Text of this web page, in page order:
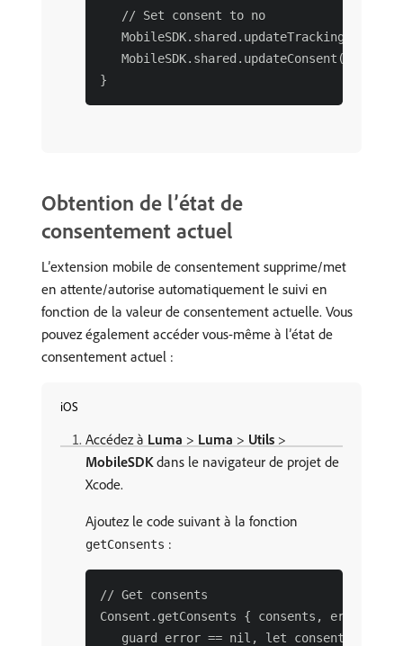
   // Set consent to no
   MobileSDK.shared.updateConsent("n")
Obtention de l’état de
consentement actuel
L’extension mobile de consentement supprime/met
en attente/autorise automatiquement le suivi en
fonction de la valeur de consentement actuelle. Vous
pouvez également accéder vous-même à l’état de
consentement actuel :
iOS
Accédez à Luma > Luma > Utils >
MobileSDKdans le navigateur de projet de
Xcode.
Ajoutez le code suivant à la fonction
getConsents :
// Get consents
Consent.getConsents { consents, error in
guard error == nil, let consents =